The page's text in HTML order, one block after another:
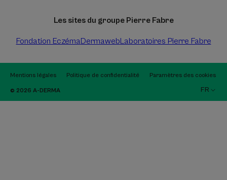
Les sites du groupe Pierre Fabre
Fondation EczémaDermawebLaboratoires Pierre Fabre
Mentions légales Politique de confidentialité Paramètres des cookies
© 2026 A-DERMA FR